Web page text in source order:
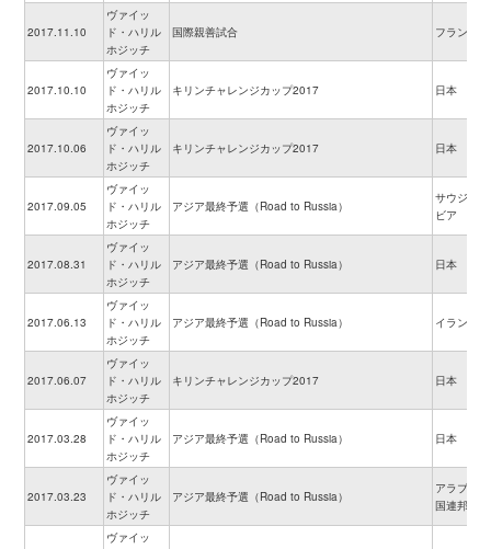
2017.11.10
ヴァイッ
ド・ハリル
ホジッチ
国際親善試合 フランス
2017.10.10
ヴァイッ
ド・ハリル
ホジッチ
キリンチャレンジカップ2017 日本
2017.10.06
ヴァイッ
ド・ハリル
ホジッチ
キリンチャレンジカップ2017 日本
2017.09.05
ヴァイッ
ド・ハリル
ホジッチ
アジア最終予選（Road to Russia）
サウジアラ
ビア
2017.08.31
ヴァイッ
ド・ハリル
ホジッチ
アジア最終予選（Road to Russia） 日本
2017.06.13
ヴァイッ
ド・ハリル
ホジッチ
アジア最終予選（Road to Russia） イラン
2017.06.07
ヴァイッ
ド・ハリル
ホジッチ
キリンチャレンジカップ2017 日本
2017.03.28
ヴァイッ
ド・ハリル
ホジッチ
アジア最終予選（Road to Russia） 日本
2017.03.23
ヴァイッ
ド・ハリル
ホジッチ
アジア最終予選（Road to Russia）
アラブ首長
国連邦
ヴァイッ